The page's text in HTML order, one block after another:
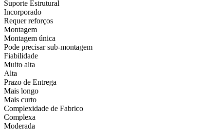
Suporte Estrutural
Incorporado
Requer reforços
Montagem
Montagem única
Pode precisar sub-montagem
Fiabilidade
Muito alta
Alta
Prazo de Entrega
Mais longo
Mais curto
Complexidade de Fabrico
Complexa
Moderada